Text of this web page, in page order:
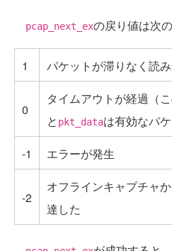
pcap_next_exの戻り値は次
1 パケットが滞りなく読
0
タイムアウトが経過（
と pkt_dataは有効なパ
-1
エラーが発生
-2
オフラインキャプチャ
達した